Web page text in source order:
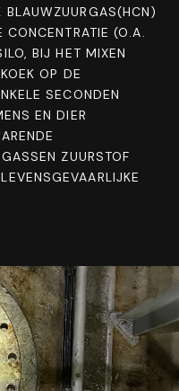
CONCENTRATIE (O.A.
BIJ HET MIXEN
OP DE
SECONDEN
EN DIER
ZUURSTOF